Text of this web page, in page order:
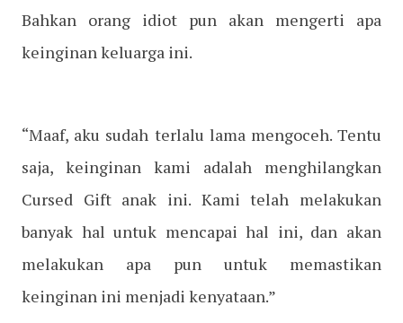
Bahkan orang idiot pun akan mengerti apa
keinginan keluarga ini.
“Maaf, aku sudah terlalu lama mengoceh. Tentu
saja, keinginan kami adalah menghilangkan
Cursed Gift anak ini. Kami telah melakukan
banyak hal untuk mencapai hal ini, dan akan
melakukan apa pun untuk memastikan
keinginan ini menjadi kenyataan.”